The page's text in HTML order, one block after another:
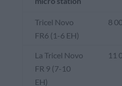
Tricel Novo
FR6 (1-6 EH)
8
La Tricel Novo
FR 9 (7-10
EH)
11